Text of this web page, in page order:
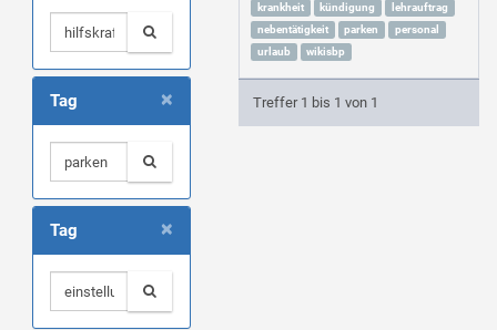
×
Tag
×
Tag
krankheit
kündigung
lehrauftrag
nebentätigkeit
parken
personal
urlaub
wikisbp
Treffer 1 bis 1 von 1